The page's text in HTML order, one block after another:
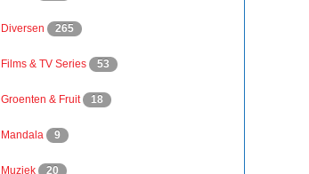
Diversen 265
Films & TV Series 53
Groenten & Fruit 18
Mandala 9
Muziek 20